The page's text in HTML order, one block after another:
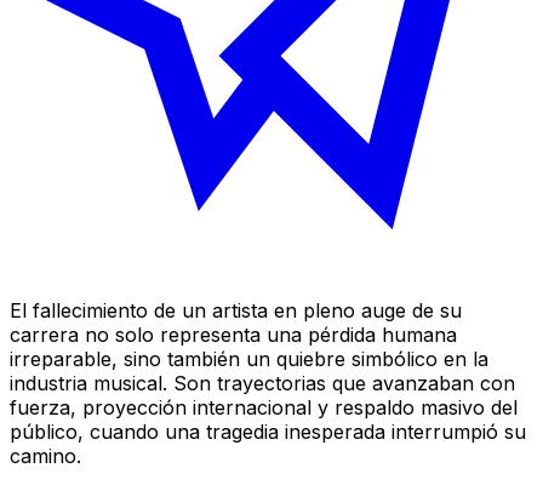
El fallecimiento de un artista en pleno auge de su
carrera no solo representa una pérdida humana
irreparable, sino también un quiebre simbólico en la
industria musical. Son trayectorias que avanzaban con
fuerza, proyección internacional y respaldo masivo del
público, cuando una tragedia inesperada interrumpió su
camino.